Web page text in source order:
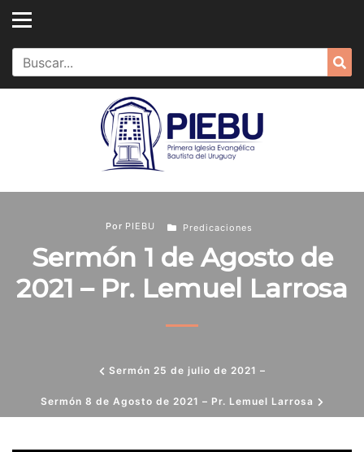
Skip
content
Search
for:
Sermón 25 de julio de 2021 –
Por PIEBU Predicaciones
Sermón 1 de Agosto de
2021 – Pr. Lemuel Larrosa
Sermón 8 de Agosto de 2021 – Pr. Lemuel Larrosa